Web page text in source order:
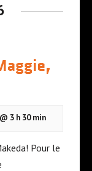
3 h 30 min
Pour le